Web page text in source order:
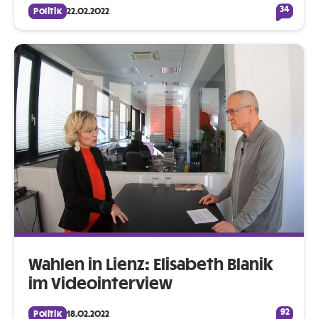
Politik 22.02.2022 34
Wahlen in Lienz: Elisabeth Blanik
im Videointerview
Politik 18.02.2022 92